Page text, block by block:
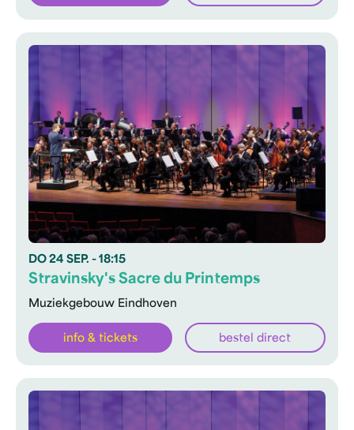
DO 24 SEP. - 18:15
Muziekgebouw Eindhoven
Stravinsky's Sacre du Printemps
info & tickets bestel direct